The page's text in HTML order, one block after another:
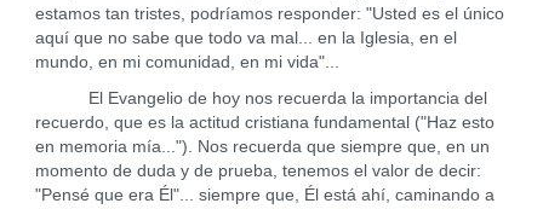
estamos tan tristes, podríamos responder: "Usted es el único
aquí que no sabe que todo va mal... en la Iglesia, en el
mundo, en mi comunidad, en mi vida"...
El Evangelio de hoy nos recuerda la importancia del
recuerdo, que es la actitud cristiana fundamental ("Haz esto
en memoria mía..."). Nos recuerda que siempre que, en un
momento de duda y de prueba, tenemos el valor de decir:
"Pensé que era Él"... siempre que, Él está ahí, caminando a